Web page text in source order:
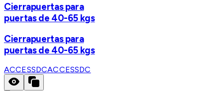
Cierrapuertas para
puertas de 40-65 kgs
Cierrapuertas para
puertas de 40-65 kgs
ACCESSDCACCESSDC